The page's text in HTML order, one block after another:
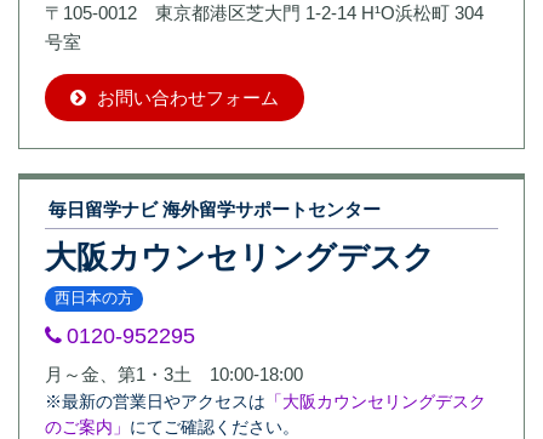
〒105-0012 東京都港区芝大門 1-2-14 H¹O浜松町 304
号室
お問い合わせフォーム
毎日留学ナビ 海外留学サポートセンター
大阪カウンセリングデスク
西日本の方
0120-952295
月～金、第1・3土 10:00-18:00
※最新の営業日やアクセスは 「大阪カウンセリングデスク
のご案内」 にてご確認ください。